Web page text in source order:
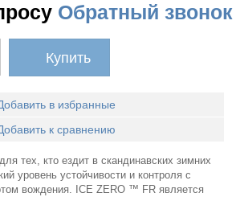
Обратный звонок
Купить
в избранные
к сравнению
тех, кто ездит в скандинавских зимних
уровень устойчивости и контроля с
вождения. ICE ZERO ™ FR является